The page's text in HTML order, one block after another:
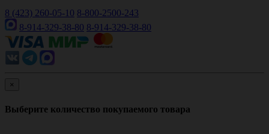
8 (423) 260-05-10 8-800-2500-243
8-914-329-38-80 8-914-329-38-80
×
Выберите количество покупаемого товара